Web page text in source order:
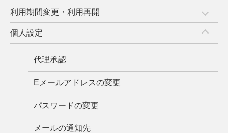
利用期間変更・利用再開
個人設定
代理承認
Eメールアドレスの変更
パスワードの変更
メールの通知先